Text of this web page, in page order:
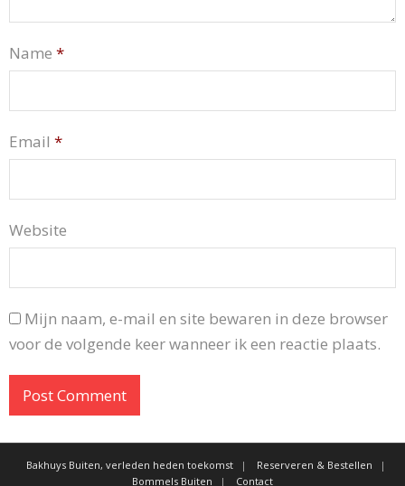
Name *
Email *
Website
Mijn naam, e-mail en site bewaren in deze browser
voor de volgende keer wanneer ik een reactie plaats.
Bakhuys Buiten, verleden heden toekomst
Reserveren & Bestellen
Bommels Buiten
Contact